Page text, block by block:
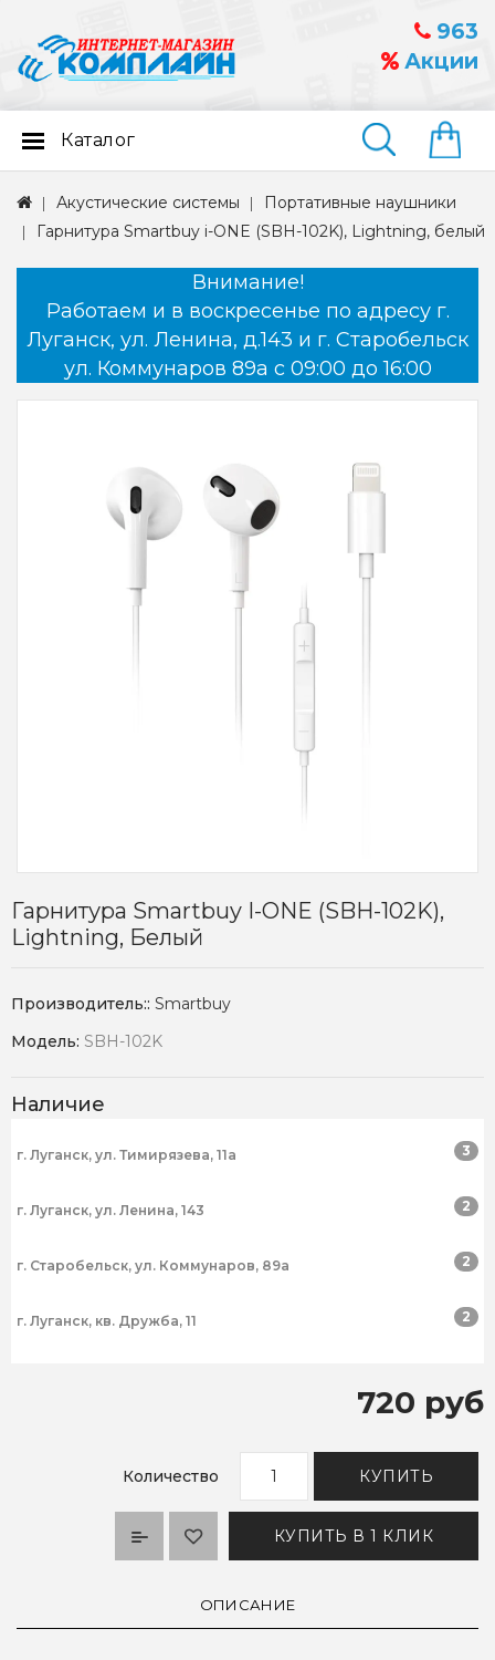
963
Акции
Найти
Каталог
Акустические системы
Портативные наушники
Гарнитура Smartbuy i-ONE (SBH-102K), Lightning, белый
Внимание!
Работаем и в воскресенье по адресу г.
Луганск, ул. Ленина, д.143 и г. Старобельск
ул. Коммунаров 89а с 09:00 до 16:00
Гарнитура Smartbuy I-ONE (SBH-102K),
Lightning, Белый
Производитель:: Smartbuy
Модель: SBH-102K
Наличие
г. Луганск, ул. Тимирязева, 11а 3
г. Луганск, ул. Ленина, 143 2
г. Старобельск, ул. Коммунаров, 89а 2
г. Луганск, кв. Дружба, 11 2
720 руб
Количество КУПИТЬ
КУПИТЬ В 1 КЛИК
ОПИСАНИЕ